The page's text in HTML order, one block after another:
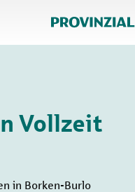
Vollzeit
in Borken-Burlo